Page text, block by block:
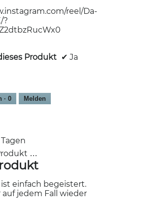
reel/Da-
?
Produkt ✔ Ja
· 0 Melden
Tagen
Gratis-Produkt erhalten
einfach begeistert.
jedem Fall wieder